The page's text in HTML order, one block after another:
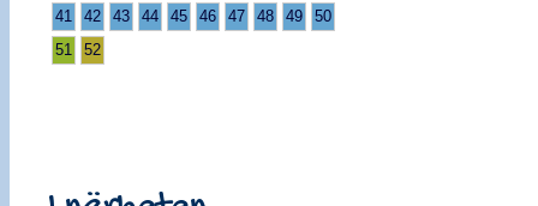
41
42 43 44 45 46 47 48 49
50
51
52